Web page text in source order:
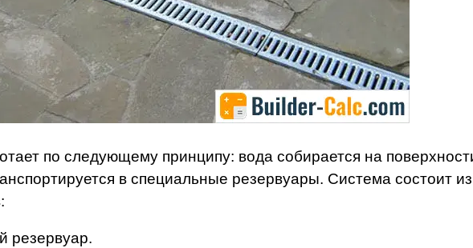
по следующему принципу: вода собирается на
в специальные резервуары. Система состоит из
резервуар.